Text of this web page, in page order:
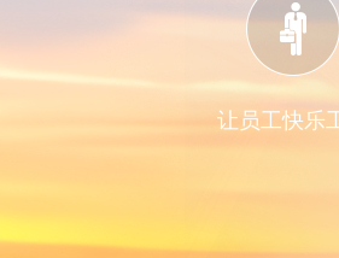
让员工快乐